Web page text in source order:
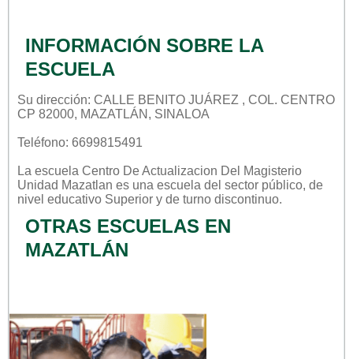
INFORMACIÓN SOBRE LA
ESCUELA
Su dirección: CALLE BENITO JUÁREZ , COL. CENTRO
CP 82000, MAZATLÁN, SINALOA
Teléfono: 6699815491
La escuela Centro De Actualizacion Del Magisterio
Unidad Mazatlan es una escuela del sector público, de
nivel educativo Superior y de turno discontinuo.
OTRAS ESCUELAS EN
MAZATLÁN